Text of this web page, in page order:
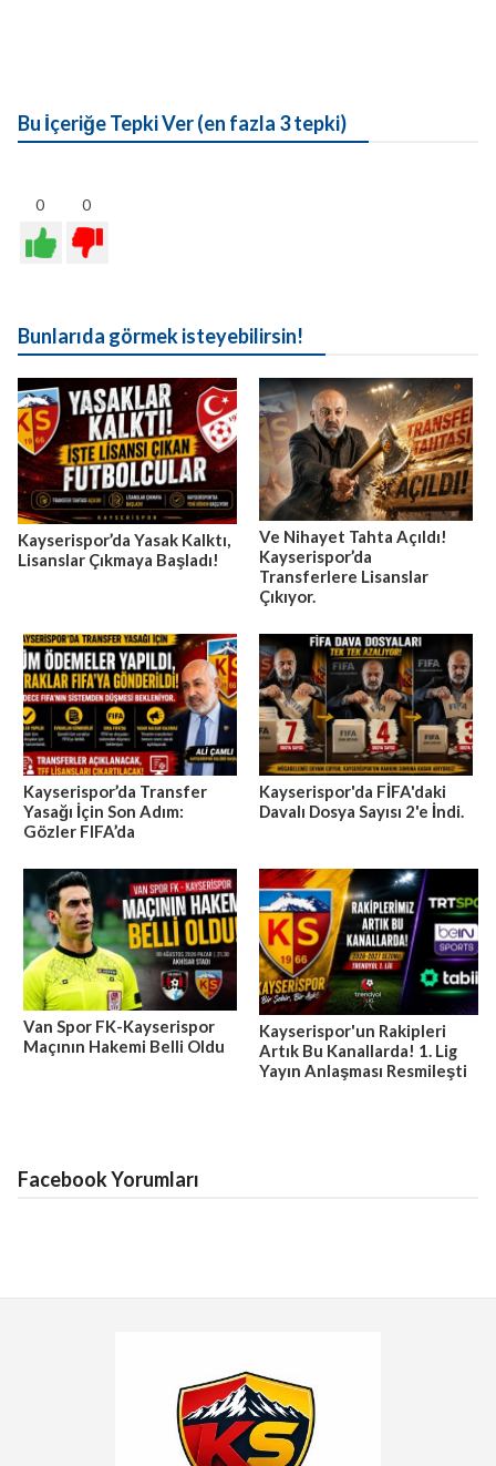
Bu İçeriğe Tepki Ver (en fazla 3 tepki)
0 0
Bunlarıda görmek isteyebilirsin!
Kayserispor’da Yasak Kalktı,
Lisanslar Çıkmaya Başladı!
Ve Nihayet Tahta Açıldı!
Kayserispor’da
Transferlere Lisanslar
Çıkıyor.
Kayserispor’da Transfer
Yasağı İçin Son Adım:
Gözler FIFA’da
Kayserispor'da FİFA'daki
Davalı Dosya Sayısı 2'e İndi.
Van Spor FK-Kayserispor
Maçının Hakemi Belli Oldu
Kayserispor'un Rakipleri
Artık Bu Kanallarda! 1. Lig
Yayın Anlaşması Resmileşti
Facebook Yorumları